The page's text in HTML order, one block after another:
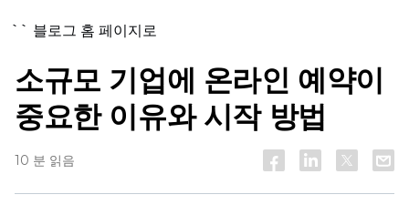
`` 블로그 홈 페이지로
소규모 기업에 온라인 예약이
중요한 이유와 시작 방법
10 분 읽음